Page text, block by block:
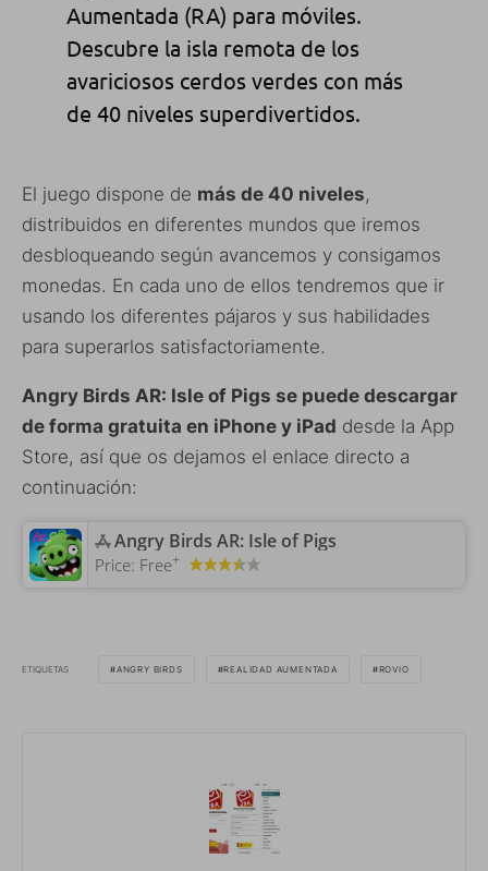
Aumentada (RA) para móviles.
Descubre la isla remota de los
avariciosos cerdos verdes con más
de 40 niveles superdivertidos.
El juego dispone de más de 40 niveles,
distribuidos en diferentes mundos que iremos
desbloqueando según avancemos y consigamos
monedas. En cada uno de ellos tendremos que ir
usando los diferentes pájaros y sus habilidades
para superarlos satisfactoriamente.
Angry Birds AR: Isle of Pigs se puede descargar
de forma gratuita en iPhone y iPad desde la App
Store, así que os dejamos el enlace directo a
continuación:
‎Angry Birds AR: Isle of Pigs
Price: Free+
ETIQUETAS ANGRY BIRDS REALIDAD AUMENTADA ROVIO